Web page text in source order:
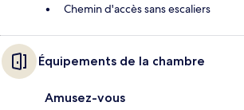
Chemin d'accès sans escaliers
Équipements de la chambre
Amusez-vous